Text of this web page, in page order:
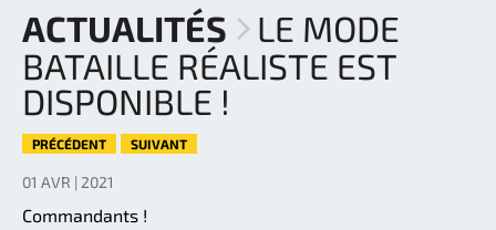
ACTUALITÉS
LE MODE
BATAILLE RÉALISTE EST
DISPONIBLE !
PRÉCÉDENT SUIVANT
01 AVR | 2021
Commandants !